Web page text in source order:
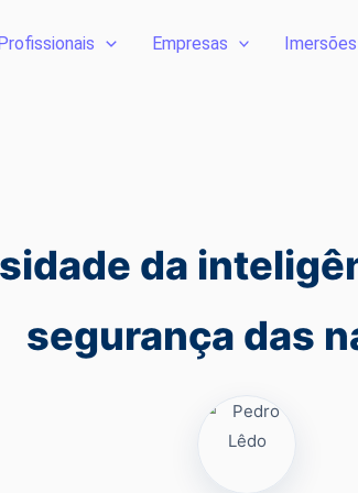
Empresas Imersões
da
segurança das